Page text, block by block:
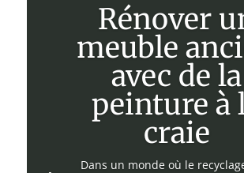
Rénover
meuble
avec de la
peinture à
craie
Dans un monde où le